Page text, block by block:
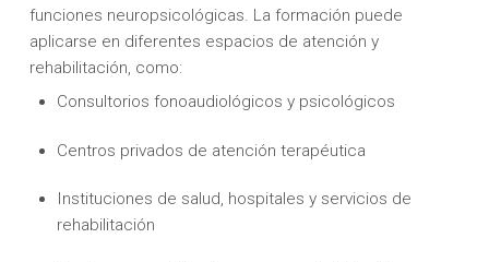
funciones neuropsicológicas. La formación puede
aplicarse en diferentes espacios de atención y
rehabilitación, como:
Consultorios fonoaudiológicos y psicológicos
Centros privados de atención terapéutica
Instituciones de salud, hospitales y servicios de
rehabilitación